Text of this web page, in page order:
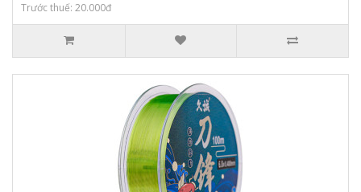
Trước thuế: 20.000đ